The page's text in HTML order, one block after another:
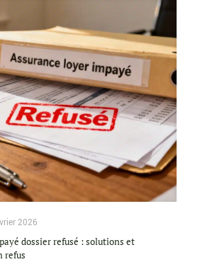
2026
dossier refusé : solutions et
refus